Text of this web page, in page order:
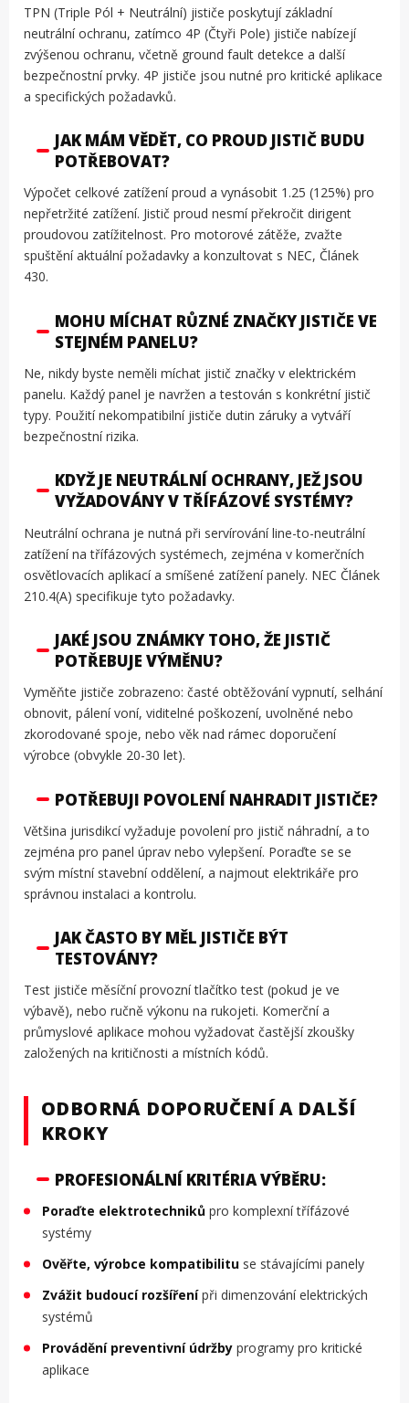
TPN (Triple Pól + Neutrální) jističe poskytují základní
neutrální ochranu, zatímco 4P (Čtyři Pole) jističe nabízejí
zvýšenou ochranu, včetně ground fault detekce a další
bezpečnostní prvky. 4P jističe jsou nutné pro kritické aplikace
a specifických požadavků.
JAK MÁM VĚDĚT, CO PROUD JISTIČ BUDU
POTŘEBOVAT?
Výpočet celkové zatížení proud a vynásobit 1.25 (125%) pro
nepřetržité zatížení. Jistič proud nesmí překročit dirigent
proudovou zatížitelnost. Pro motorové zátěže, zvažte
spuštění aktuální požadavky a konzultovat s NEC, Článek
430.
MOHU MÍCHAT RŮZNÉ ZNAČKY JISTIČE VE
STEJNÉM PANELU?
Ne, nikdy byste neměli míchat jistič značky v elektrickém
panelu. Každý panel je navržen a testován s konkrétní jistič
typy. Použití nekompatibilní jističe dutin záruky a vytváří
bezpečnostní rizika.
KDYŽ JE NEUTRÁLNÍ OCHRANY, JEŽ JSOU
VYŽADOVÁNY V TŘÍFÁZOVÉ SYSTÉMY?
Neutrální ochrana je nutná při servírování line-to-neutrální
zatížení na třífázových systémech, zejména v komerčních
osvětlovacích aplikací a smíšené zatížení panely. NEC Článek
210.4(A) specifikuje tyto požadavky.
JAKÉ JSOU ZNÁMKY TOHO, ŽE JISTIČ
POTŘEBUJE VÝMĚNU?
Vyměňte jističe zobrazeno: časté obtěžování vypnutí, selhání
obnovit, pálení voní, viditelné poškození, uvolněné nebo
zkorodované spoje, nebo věk nad rámec doporučení
výrobce (obvykle 20-30 let).
POTŘEBUJI POVOLENÍ NAHRADIT JISTIČE?
Většina jurisdikcí vyžaduje povolení pro jistič náhradní, a to
zejména pro panel úprav nebo vylepšení. Poraďte se se
svým místní stavební oddělení, a najmout elektrikáře pro
správnou instalaci a kontrolu.
JAK ČASTO BY MĚL JISTIČE BÝT
TESTOVÁNY?
Test jističe měsíční provozní tlačítko test (pokud je ve
výbavě), nebo ručně výkonu na rukojeti. Komerční a
průmyslové aplikace mohou vyžadovat častější zkoušky
založených na kritičnosti a místních kódů.
ODBORNÁ DOPORUČENÍ A DALŠÍ
KROKY
PROFESIONÁLNÍ KRITÉRIA VÝBĚRU:
Poraďte elektrotechniků pro komplexní třífázové
systémy
Ověřte, výrobce kompatibilitu se stávajícími panely
Zvážit budoucí rozšířenípři dimenzování elektrických
systémů
Provádění preventivní údržby programy pro kritické
aplikace